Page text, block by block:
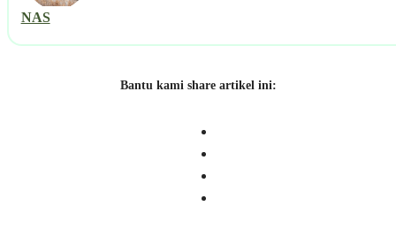
NAS
Bantu kami share artikel ini: